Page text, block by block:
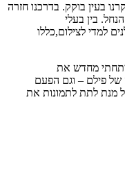
בעין בוקק. בדרכנו חזרה
בין בעלי
למדי לצילום,כללו
התמונות מעין בוקק 2018 ופיתחתי מחדש את
של פילם – וגם הפעם
מנת לתת לתמונות את